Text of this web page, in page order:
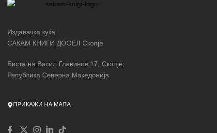
Издавачка куќа
САКАМ КНИГИ ДООЕЛ Скопје
Биста на Васил Главинов 17, Скопје,
Република Северна Македонија
ПРИКАЖИ НА МАПА